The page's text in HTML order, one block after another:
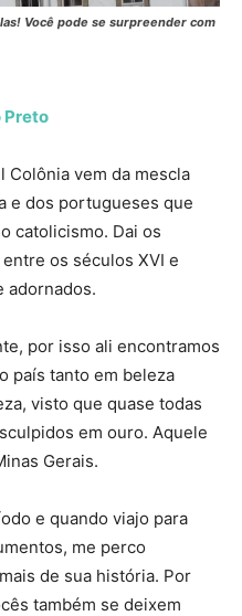
Você pode se surpreender com
Preto
Colônia vem da mescla
e dos portugueses que
catolicismo. Dai os
os séculos XVI e
adornados.
por isso ali encontramos
país tanto em beleza
visto que quase todas
em ouro. Aquele
Gerais.
e quando viajo para
me perco
de sua história. Por
também se deixem